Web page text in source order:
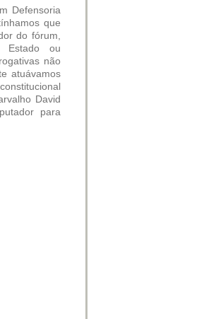
Defensoria
que
do fórum,
Estado ou
não
atuávamos
David
para